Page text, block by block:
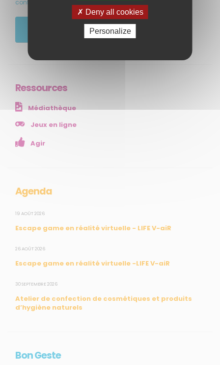
confidentialité de ce site
Ressources
Médiathèque
Jeux en ligne
Agir
Agenda
19 AOÛT 2026
Escape game en réalité virtuelle - LIFE V-aiR
26 AOÛT 2026
Escape game en réalité virtuelle -LIFE V-aiR
30 SEPTEMBRE 2026
Atelier de confection de cosmétiques et produits
d’hygiène naturels
Bon Geste
Ressources et publications
NOS SERVICES
Presse
Collectivités
Mesures réglementaires
SUIVEZ-NOUS
CONTACT
Mail : info@madininair.fr
Deny all cookies
Personalize